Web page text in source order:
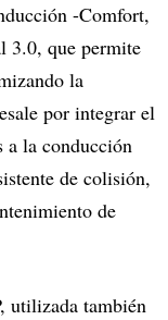
-Comfort,
3.0, que permite
la
por integrar el
a la conducción
de colisión,
de
utilizada también